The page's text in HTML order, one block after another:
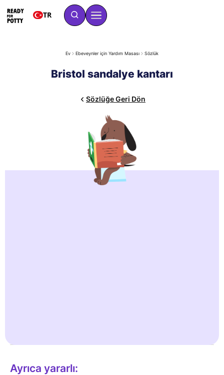
TR
Ev Ebeveynler için Yardım Masası Sözlük
Bristol sandalye kantarı
Sözlüğe Geri Dön
Ayrıca yararlı: